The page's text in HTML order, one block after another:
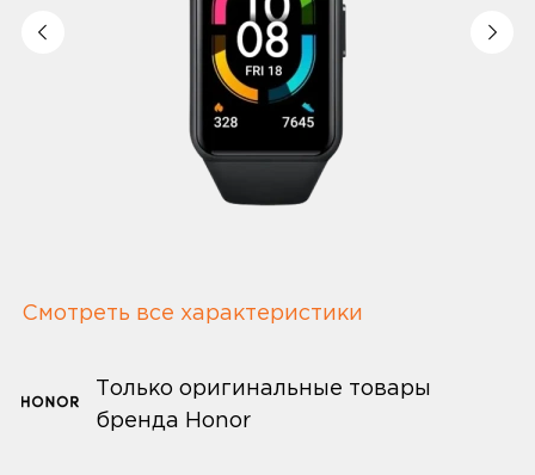
Смотреть все характеристики
Только оригинальные товары
бренда Honor